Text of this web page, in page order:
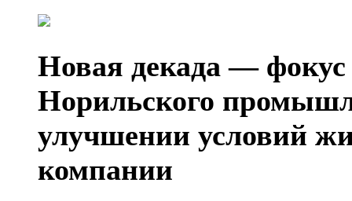
Новая декада — фокус
Норильского
улучшении условий
компании